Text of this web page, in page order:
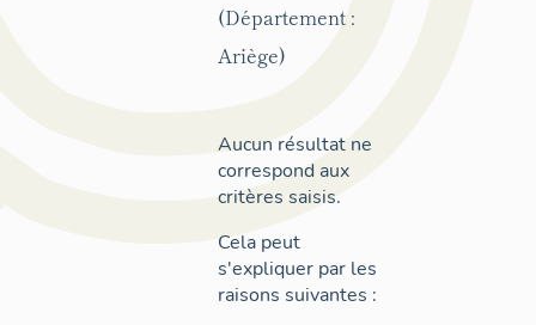
(Département :
Ariège)
Aucun résultat ne
correspond aux
critères saisis.
Cela peut
s'expliquer par les
raisons suivantes :